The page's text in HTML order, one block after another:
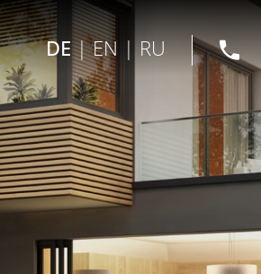
DE|EN |RU